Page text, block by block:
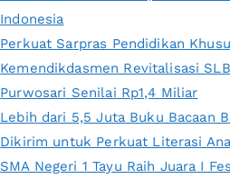
Indonesia
Perkuat Sarpras Pendidikan
Kemendikdasmen Revitalisasi
Purwosari Senilai Rp1,4 Miliar
Lebih dari 5,5 Juta Buku Bacaan
Dikirim untuk Perkuat Literasi
SMA Negeri 1 Tayu Raih Juara I